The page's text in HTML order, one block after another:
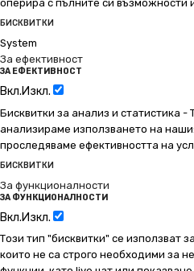
оперира с пълните си възможности
БИСКВИТКИ
System
За ефективност
ЗА ЕФЕКТИВНОСТ
Вкл.Изкл.
Бисквитки за анализ и статистика -
анализираме използването на
проследяваме ефективността на
БИСКВИТКИ
За функционалности
ЗА ФУНКЦИОНАЛНОСТИ
Вкл.Изкл.
Този тип "бисквитки" се използват
които не са строго необходими за